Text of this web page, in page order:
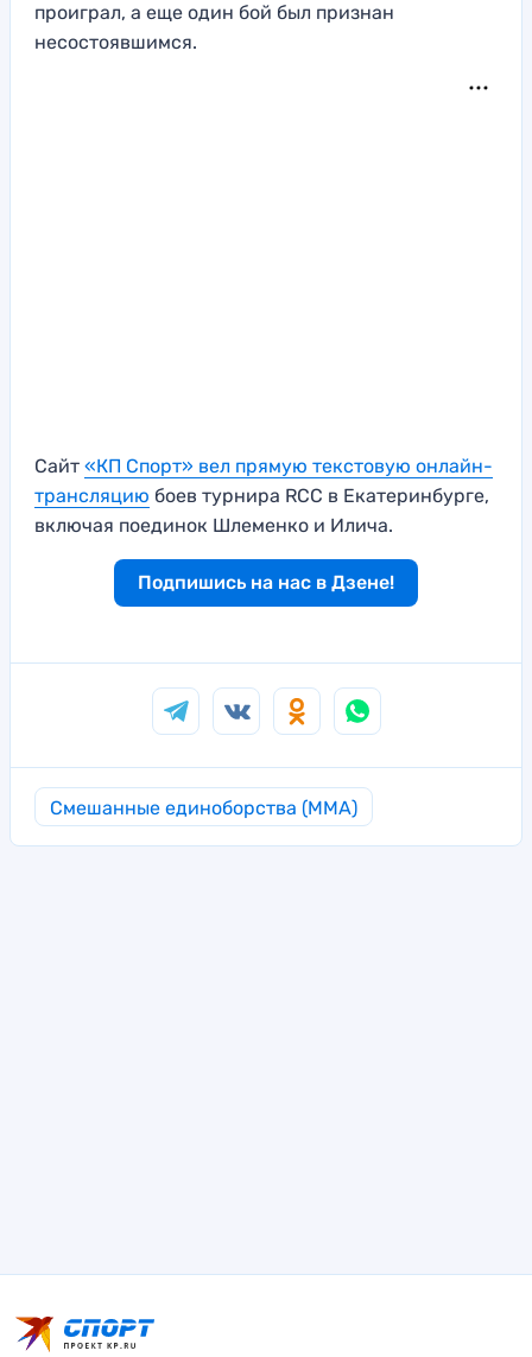
проиграл, а еще один бой был признан
несостоявшимся.
Сайт «КП Спорт» вел прямую текстовую онлайн-
трансляцию боев турнира RCC в Екатеринбурге,
включая поединок Шлеменко и Илича.
Подпишись на нас в Дзене!
Смешанные единоборства (MMA)